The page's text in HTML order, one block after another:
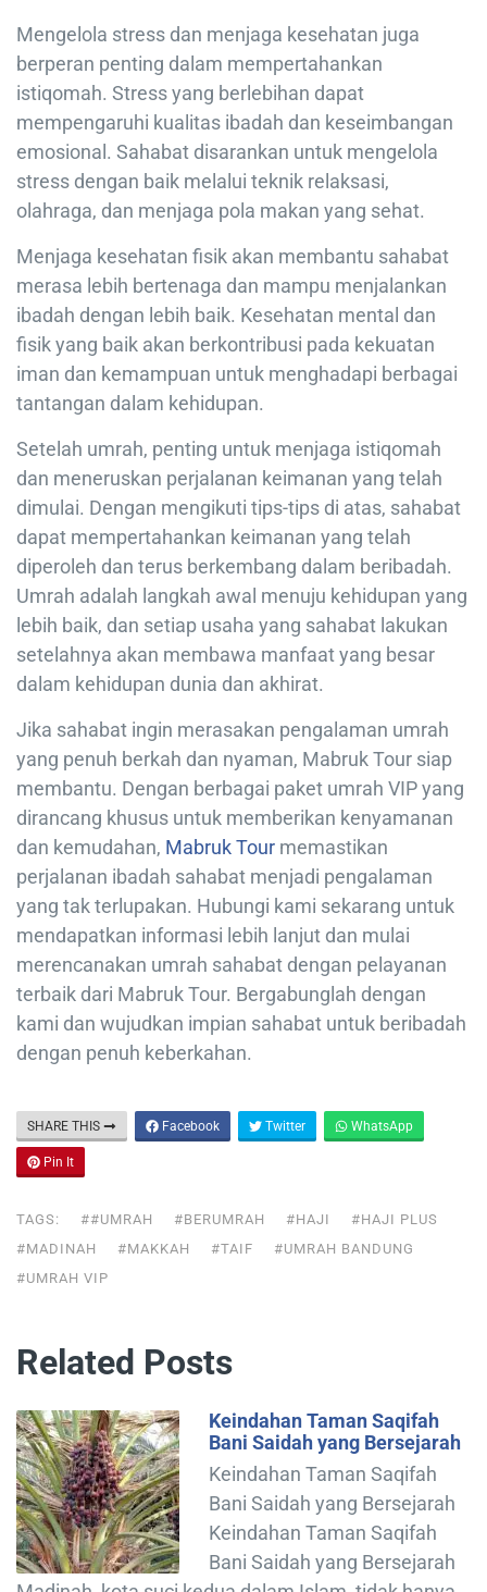
Mengelola stress dan menjaga kesehatan juga
berperan penting dalam mempertahankan
istiqomah. Stress yang berlebihan dapat
mempengaruhi kualitas ibadah dan keseimbangan
emosional. Sahabat disarankan untuk mengelola
stress dengan baik melalui teknik relaksasi,
olahraga, dan menjaga pola makan yang sehat.
Menjaga kesehatan fisik akan membantu sahabat
merasa lebih bertenaga dan mampu menjalankan
ibadah dengan lebih baik. Kesehatan mental dan
fisik yang baik akan berkontribusi pada kekuatan
iman dan kemampuan untuk menghadapi berbagai
tantangan dalam kehidupan.
Setelah umrah, penting untuk menjaga istiqomah
dan meneruskan perjalanan keimanan yang telah
dimulai. Dengan mengikuti tips-tips di atas, sahabat
dapat mempertahankan keimanan yang telah
diperoleh dan terus berkembang dalam beribadah.
Umrah adalah langkah awal menuju kehidupan yang
lebih baik, dan setiap usaha yang sahabat lakukan
setelahnya akan membawa manfaat yang besar
dalam kehidupan dunia dan akhirat.
Jika sahabat ingin merasakan pengalaman umrah
yang penuh berkah dan nyaman, Mabruk Tour siap
membantu. Dengan berbagai paket umrah VIP yang
dirancang khusus untuk memberikan kenyamanan
dan kemudahan, Mabruk Tour memastikan
perjalanan ibadah sahabat menjadi pengalaman
yang tak terlupakan. Hubungi kami sekarang untuk
mendapatkan informasi lebih lanjut dan mulai
merencanakan umrah sahabat dengan pelayanan
terbaik dari Mabruk Tour. Bergabunglah dengan
kami dan wujudkan impian sahabat untuk beribadah
dengan penuh keberkahan.
SHARE THIS Facebook Twitter WhatsApp
Pin It
TAGS: ##UMRAH #BERUMRAH #HAJI
#HAJI PLUS
#MADINAH
#MAKKAH #TAIF
#UMRAH BANDUNG
#UMRAH VIP
Related Posts
Keindahan Taman Saqifah
Bani Saidah yang Bersejarah
Keindahan Taman Saqifah
Bani Saidah yang Bersejarah
Keindahan Taman Saqifah
Bani Saidah yang Bersejarah